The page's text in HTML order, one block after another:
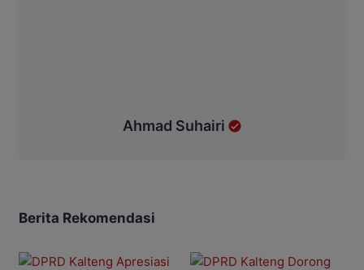
Ahmad Suhairi
Berita Rekomendasi